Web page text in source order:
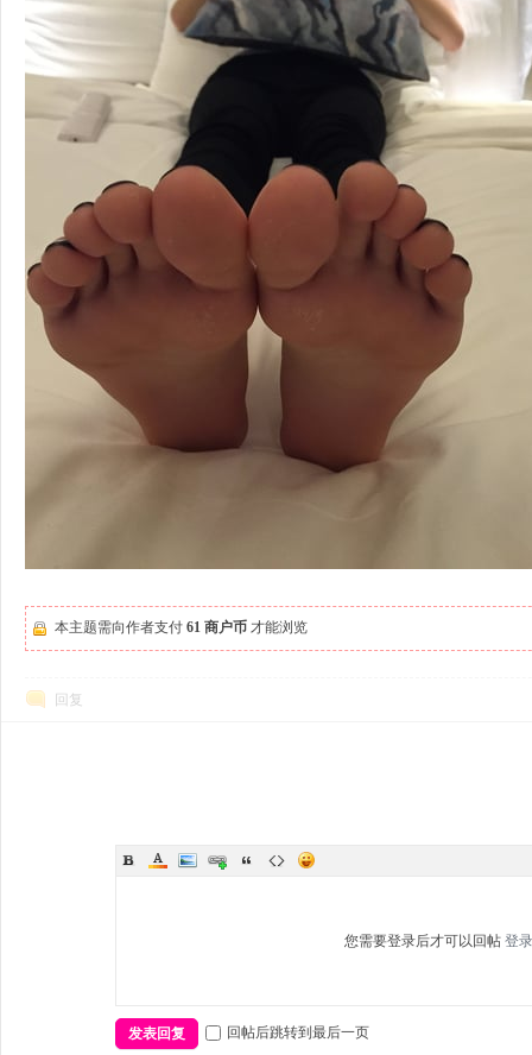
本主题需向作者支付 61 商户币 才能浏览
回复
您需要登录后才可以回帖 登录
发表回复 回帖后跳转到最后一页